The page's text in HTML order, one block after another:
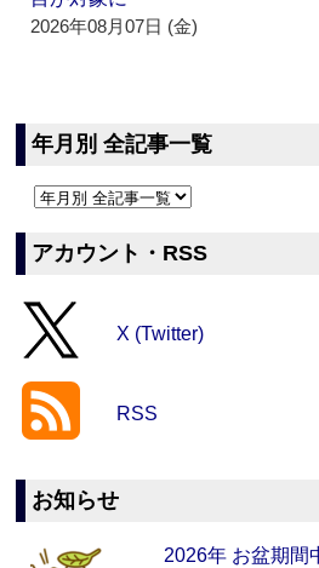
2026年08月07日 (金)
年月別 全記事一覧
アカウント・RSS
X (Twitter)
RSS
お知らせ
2026年 お盆期間